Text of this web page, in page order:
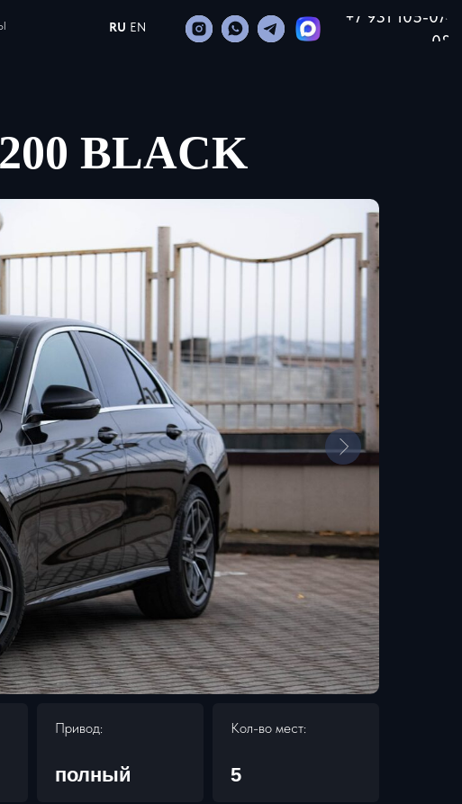
+7 931 105-07-
08
RU EN
BLACK
Привод:
полный
Кол-во мест:
5